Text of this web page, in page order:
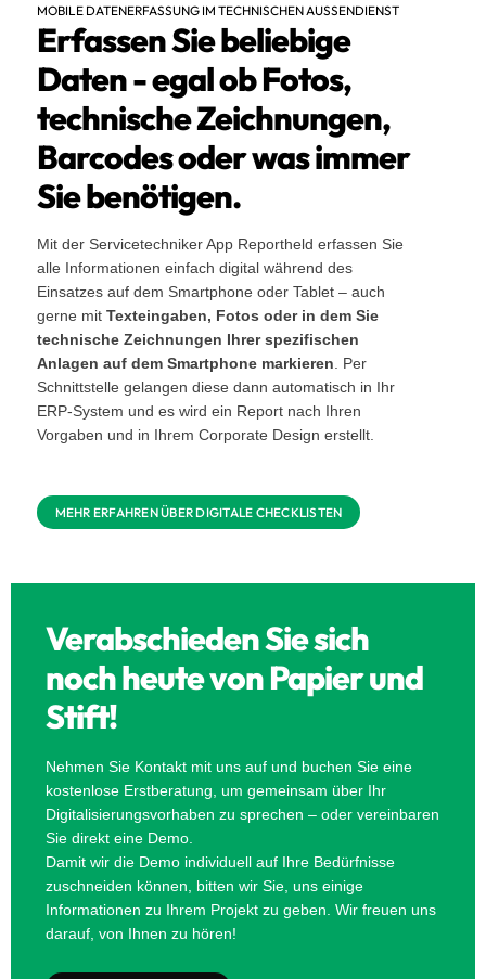
MOBILE DATENERFASSUNG IM TECHNISCHEN AUSSENDIENST
Erfassen Sie beliebige
Daten - egal ob Fotos,
technische Zeichnungen,
Barcodes oder was immer
Sie benötigen.
Mit der Servicetechniker App Reportheld erfassen Sie
alle Informationen einfach digital während des
Einsatzes auf dem Smartphone oder Tablet – auch
gerne mit Texteingaben, Fotos oder in dem Sie
technische Zeichnungen Ihrer spezifischen
Anlagen auf dem Smartphone markieren . Per
Schnittstelle gelangen diese dann automatisch in Ihr
ERP-System und es wird ein Report nach Ihren
Vorgaben und in Ihrem Corporate Design erstellt.
MEHR ERFAHREN ÜBER DIGITALE CHECKLISTEN
Verabschieden Sie sich
noch heute von Papier und
Stift!
Nehmen Sie Kontakt mit uns auf und buchen Sie eine
kostenlose Erstberatung, um gemeinsam über Ihr
Digitalisierungsvorhaben zu sprechen – oder vereinbaren
Sie direkt eine Demo.
Damit wir die Demo individuell auf Ihre Bedürfnisse
zuschneiden können, bitten wir Sie, uns einige
Informationen zu Ihrem Projekt zu geben. Wir freuen uns
darauf, von Ihnen zu hören!